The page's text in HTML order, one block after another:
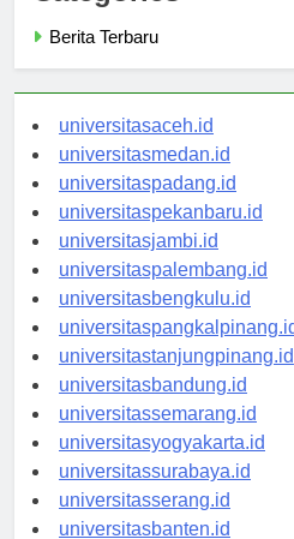
Categories
universitasaceh.id
universitasmedan.id
universitaspadang.id
universitaspekanbaru.id
universitasjambi.id
universitaspalembang.id
universitasbengkulu.id
universitaspangkalpinang.id
universitastanjungpinang.id
universitasbandung.id
universitassemarang.id
universitasyogyakarta.id
universitassurabaya.id
universitasserang.id